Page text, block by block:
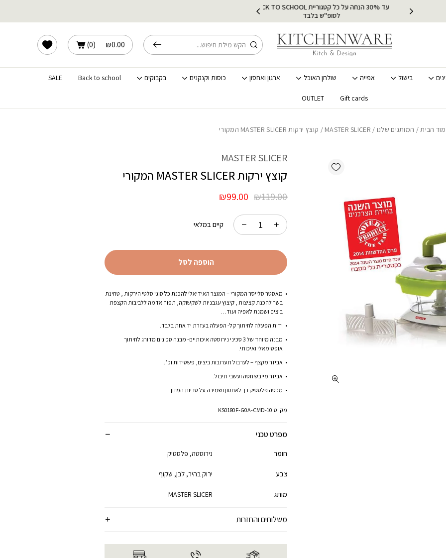
עד 30% הנחה על כל קטגוריית BACK TO SCHOOL
לסופ"ש בלבד
חיפוש ₪0.00
(
0
)
בישול אפייה שולחן האוכל ארגון ואחסון כוסות וקנקנים בקבוקים Back to school
SALE
Gift cards
OUTLET
הבית/ המותגים שלנו /
MASTER SLICER / קוצץ ירקות MASTER SLICER המקורי
MASTER SLICER
קוצץ ירקות MASTER SLICER המקורי
₪119.00
המחיר
היה:
₪119.00.
₪99.00 המחיר
הוא:
מאסטר סלייסר המקורי – המוצר האידיאלי להכנת כל סוגי סלטי הירקות , טחינת
בשר להכנת קציצות , קיצוץ עגבניות לשקשוקה, תפוח אדמה ללביבות הקצפת
ביצים ושמנת לאפיה ועוד…
ידית הפעלה לחיתוך קל- הפעלה בעזרת יד אחת בלבד.
מבנה מיוחד של 3 סכיני נירוסטה איכותיים- מבנה סכינים מדורג לחיתוך
אופטימאלי ואיכותי.
אביזר מקצף – לערבול תערובות ביצים, פשטידות וכו’..
אביזר מייבש חסה ועשבי תיבול.
מכסה פלסטיק רך לאחסון ושמירה על טריות המזון.
מק"ט:KS0180F-G0A-CMD-10
כמות קוצץ ירקות MASTER SLICER המקורי
קיים במלאי
הוספה לסל
מפרט טכני
חומר נירוסטה, פלסטיק
צבע ירוק בהיר, לבן, שקוף
מותג MASTER SLICER
משלוחים והחזרות
Add wishlist